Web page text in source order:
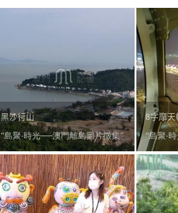
黑沙行山
“島聚‧時光──澳門離島圖片徵集”
8字摩天
“島聚‧